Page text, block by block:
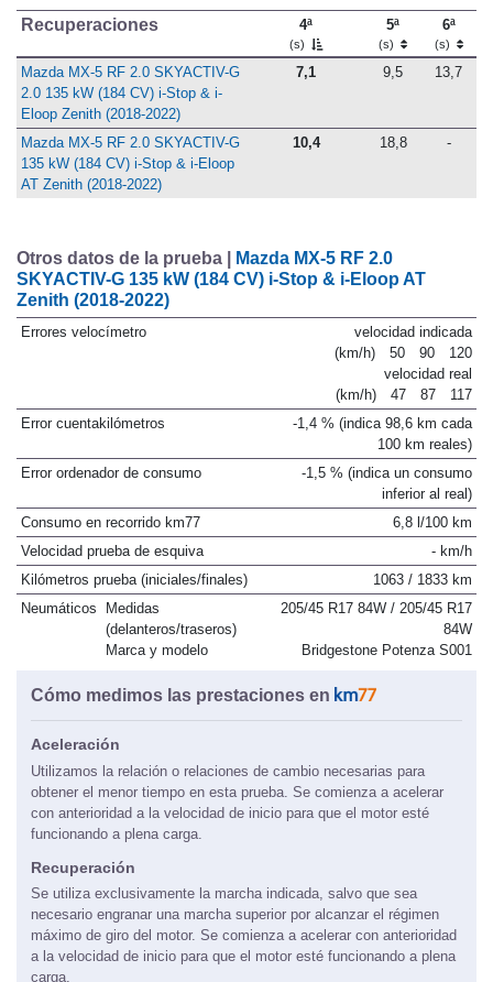
Recuperaciones 4ª
(s)
5ª
(s)
6ª
(s)
Mazda MX-5 RF 2.0 SKYACTIV-G
2.0 135 kW (184 CV) i-Stop & i-
Eloop Zenith (2018-2022)
7,1 9,5 13,7
Mazda MX-5 RF 2.0 SKYACTIV-G
135 kW (184 CV) i-Stop & i-Eloop
AT Zenith (2018-2022)
10,4 18,8 -
Otros datos de la prueba | Mazda MX-5 RF 2.0
SKYACTIV-G 135 kW (184 CV) i-Stop & i-Eloop AT
Zenith (2018-2022)
Errores velocímetro
velocidad indicada
(km/h)
50 90
120
velocidad real
(km/h)
47 87
117
Error cuentakilómetros
-1,4 % (indica 98,6 km cada
100 km reales)
Error ordenador de consumo
-1,5 % (indica un consumo
inferior al real)
Consumo en recorrido km77
6,8 l/100 km
Velocidad prueba de esquiva
- km/h
Kilómetros prueba (iniciales/finales)
1063 / 1833 km
Neumáticos
Medidas
(delanteros/traseros)
Marca y modelo
205/45 R17 84W / 205/45 R17
84W
Bridgestone Potenza S001
Cómo medimos las prestaciones en
Aceleración
Utilizamos la relación o relaciones de cambio necesarias para
obtener el menor tiempo en esta prueba. Se comienza a acelerar
con anterioridad a la velocidad de inicio para que el motor esté
funcionando a plena carga.
Recuperación
Se utiliza exclusivamente la marcha indicada, salvo que sea
necesario engranar una marcha superior por alcanzar el régimen
máximo de giro del motor. Se comienza a acelerar con anterioridad
a la velocidad de inicio para que el motor esté funcionando a plena
carga.